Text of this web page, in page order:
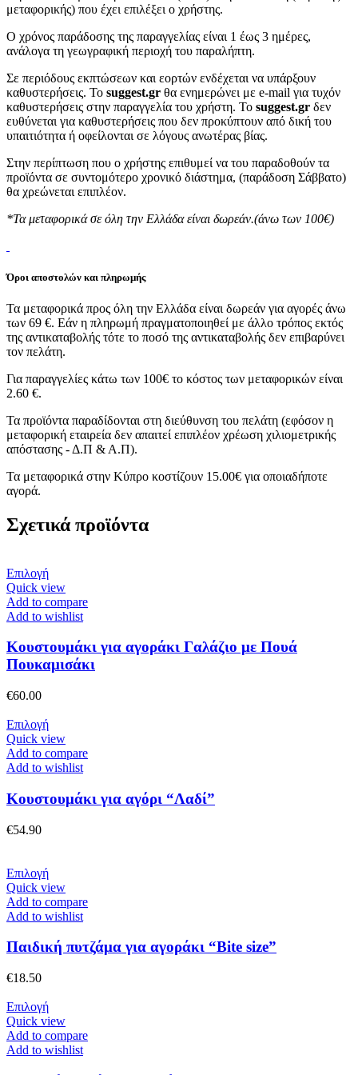
μεταφορικής) που έχει επιλέξει ο χρήστης.
Ο χρόνος παράδοσης της παραγγελίας είναι 1 έως 3 ημέρες,
ανάλογα τη γεωγραφική περιοχή του παραλήπτη.
Σε περιόδους εκπτώσεων και εορτών ενδέχεται να υπάρξουν
καθυστερήσεις. Το suggest.gr θα ενημερώνει με e-mail για τυχόν
καθυστερήσεις στην παραγγελία του χρήστη. Το suggest.gr δεν
ευθύνεται για καθυστερήσεις που δεν προκύπτουν από δική του
υπαιτιότητα ή οφείλονται σε λόγους ανωτέρας βίας.
Στην περίπτωση που ο χρήστης επιθυμεί να του παραδοθούν τα
προϊόντα σε συντομότερο χρονικό διάστημα, (παράδοση Σάββατο)
θα χρεώνεται επιπλέον.
*Τα μεταφορικά σε όλη την Ελλάδα είναι δωρεάν.(άνω των 100€)
Όροι αποστολών και πληρωμής
Τα μεταφορικά προς όλη την Ελλάδα είναι δωρεάν για αγορές άνω
των 69 €. Εάν η πληρωμή πραγματοποιηθεί με άλλο τρόπος εκτός
της αντικαταβολής τότε το ποσό της αντικαταβολής δεν επιβαρύνει
τον πελάτη.
Για παραγγελίες κάτω των 100€ το κόστος των μεταφορικών είναι
2.60 €.
Τα προϊόντα παραδίδονται στη διεύθυνση του πελάτη (εφόσον η
μεταφορική εταιρεία δεν απαιτεί επιπλέον χρέωση χιλιομετρικής
απόστασης - Δ.Π & Α.Π).
Τα μεταφορικά στην Κύπρο κοστίζουν 15.00€ για οποιαδήποτε
αγορά.
Σχετικά προϊόντα
ΕπιλογήΑυτό
το
προϊόν
έχει
παραλλαγές.
επιλογές
στη
σελίδα
του
προϊόντος
Quick view
Add to compare
Add to wishlist
Κουστουμάκι για αγοράκι Γαλάζιο με Πουά
Πουκαμισάκι
€60.00
ΕπιλογήΑυτό
το
προϊόν
έχει
παραλλαγές.
Οι
στη
σελίδα
του
προϊόντος
Quick view
Add to compare
Add to wishlist
Κουστουμάκι για αγόρι “Λαδί”
€54.90
ΕπιλογήΑυτό
το
προϊόν
έχει
παραλλαγές.
Οι
επιλεγούν
στη
σελίδα
του
Quick view
Add to compare
Add to wishlist
Παιδική πυτζάμα για αγοράκι “Bite size”
€18.50
ΕπιλογήΑυτό
το
προϊόν
έχει
Quick view
Add to compare
Add to wishlist